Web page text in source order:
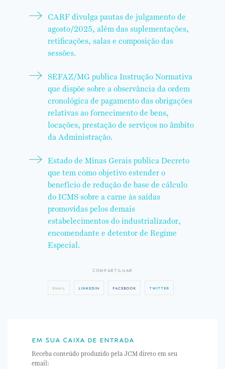
CARF divulga pautas de julgamento de
agosto/2025, além das suplementações,
retificações, salas e composição das
sessões.
SEFAZ/MG publica Instrução Normativa
que dispõe sobre a observância da ordem
cronológica de pagamento das obrigações
relativas ao fornecimento de bens,
locações, prestação de serviços no âmbito
da Administração.
Estado de Minas Gerais publica Decreto
que tem como objetivo estender o
benefício de redução de base de cálculo
do ICMS sobre a carne às saídas
promovidas pelos demais
estabelecimentos do industrializador,
encomendante e detentor de Regime
Especial.
compartilhar
email linkedin facebook twitter
em sua caixa de entrada
Receba conteúdo produzido pela JCM direto em seu
email: